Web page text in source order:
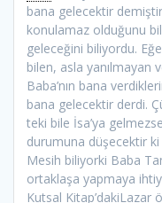
bana gelecektir
konulamaz olduğunu
geleceğini biliyordu.
bilen, asla yanılmayan
Baba’nın bana
bana gelecektir derdi.
teki bile İsa’ya
durumuna düşecektir
Mesih biliyorki Baba
ortaklaşa yapmaya
Kutsal Kitap’dakiLazar